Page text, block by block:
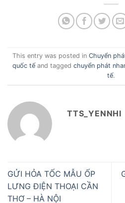
This entry was posted in Chuyển
quốc tếand tagged chuyển phát
tế.
TTS_YENNHI
GỬI HỎA TỐC MẪU ỐP
LƯNG ĐIỆN THOẠI CẦN
THƠ – HÀ NỘI